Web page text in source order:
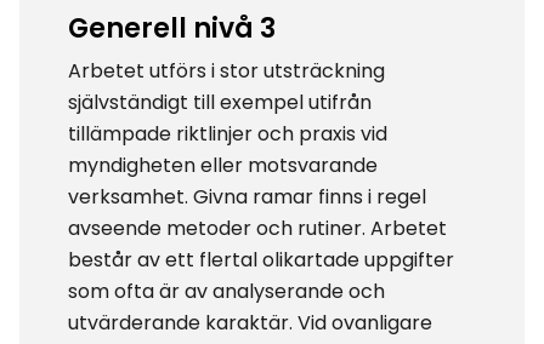
Generell nivå 3
Arbetet utförs i stor utsträckning
självständigt till exempel utifrån
tillämpade riktlinjer och praxis vid
myndigheten eller motsvarande
verksamhet. Givna ramar finns i regel
avseende metoder och rutiner. Arbetet
består av ett flertal olikartade uppgifter
som ofta är av analyserande och
utvärderande karaktär. Vid ovanligare